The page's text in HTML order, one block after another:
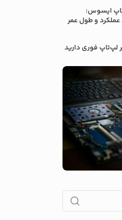
ایسوس:
و طول عمر